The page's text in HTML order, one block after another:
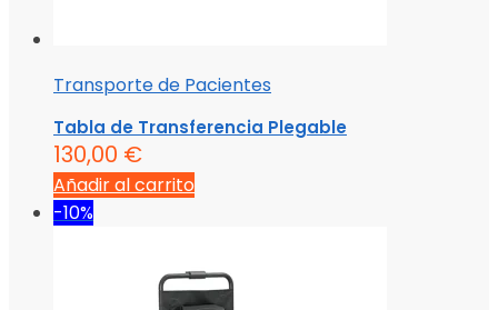
Transporte de Pacientes
Tabla de Transferencia Plegable
130,00 €
Añadir al carrito
-10%